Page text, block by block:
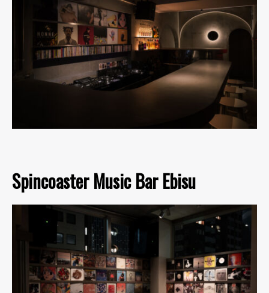
Spincoaster Music Bar Ebisu